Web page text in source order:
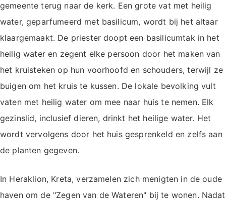
gemeente terug naar de kerk. Een grote vat met heilig
water, geparfumeerd met basilicum, wordt bij het altaar
klaargemaakt. De priester doopt een basilicumtak in het
heilig water en zegent elke persoon door het maken van
het kruisteken op hun voorhoofd en schouders, terwijl ze
buigen om het kruis te kussen. De lokale bevolking vult
vaten met heilig water om mee naar huis te nemen. Elk
gezinslid, inclusief dieren, drinkt het heilige water. Het
wordt vervolgens door het huis gesprenkeld en zelfs aan
de planten gegeven.
In Heraklion, Kreta, verzamelen zich menigten in de oude
haven om de "Zegen van de Wateren" bij te wonen. Nadat